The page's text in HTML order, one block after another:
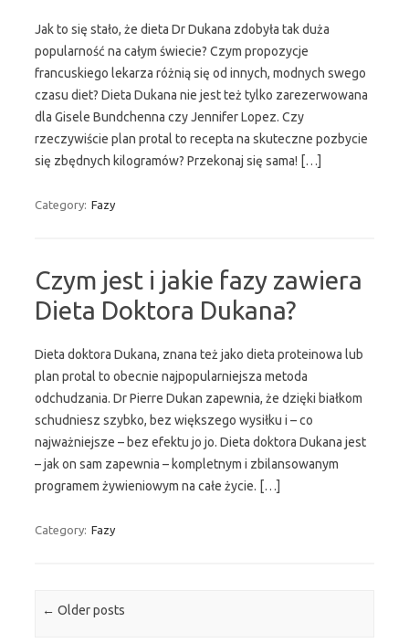
Jak to się stało, że dieta Dr Dukana zdobyła tak duża
popularność na całym świecie? Czym propozycje
francuskiego lekarza różnią się od innych, modnych swego
czasu diet? Dieta Dukana nie jest też tylko zarezerwowana
dla Gisele Bundchenna czy Jennifer Lopez. Czy
rzeczywiście plan protal to recepta na skuteczne pozbycie
się zbędnych kilogramów? Przekonaj się sama! […]
Category: Fazy
Czym jest i jakie fazy zawiera
Dieta Doktora Dukana?
Dieta doktora Dukana, znana też jako dieta proteinowa lub
plan protal to obecnie najpopularniejsza metoda
odchudzania. Dr Pierre Dukan zapewnia, że dzięki białkom
schudniesz szybko, bez większego wysiłku i – co
najważniejsze – bez efektu jo jo. Dieta doktora Dukana jest
– jak on sam zapewnia – kompletnym i zbilansowanym
programem żywieniowym na całe życie. […]
Category: Fazy
Post navigation
← Older posts